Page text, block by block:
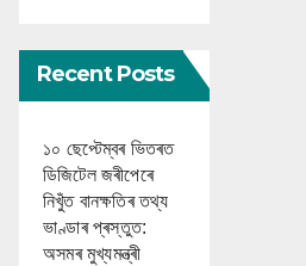
Recent Posts
১০ ছেপ্টেম্বৰ ভিতৰত
ডিজিটেল জৰীপেৰে
নিখুঁত বানক্ষতিৰ তথ্য
ভাণ্ডাৰ প্ৰস্তুত:
অসমৰ মুখ্যমন্ত্ৰী